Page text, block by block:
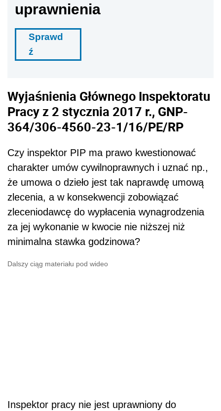
uprawnienia
Sprawd
ź
Wyjaśnienia Głównego Inspektoratu
Pracy z 2 stycznia 2017 r., GNP-
364/306-4560-23-1/16/PE/RP
Czy inspektor PIP ma prawo kwestionować
charakter umów cywilnoprawnych i uznać np.,
że umowa o dzieło jest tak naprawdę umową
zlecenia, a w konsekwencji zobowiązać
zleceniodawcę do wypłacenia wynagrodzenia
za jej wykonanie w kwocie nie niższej niż
minimalna stawka godzinowa?
Dalszy ciąg materiału pod wideo
Inspektor pracy nie jest uprawniony do